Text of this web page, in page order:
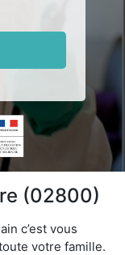
(02800)
c’est vous
votre famille.